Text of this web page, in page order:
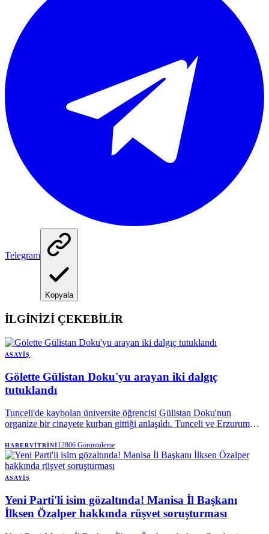
Telegram
Kopyala
İLGİNİZİ ÇEKEBİLİR
ASAYIŞ
Gölette Gülistan Doku'yu arayan iki dalgıç
tutuklandı
Tunceli'de kaybolan üniversite öğrencisi Gülistan Doku'nun
organize bir cinayete kurban gittiği anlaşıldı. Tunceli ve Erzurum
aralarında dönemin valisi Tuncay Sonel ile eşi Handan Sonel'in de
olduğu 25 kişi tutuklandı.
HABERVITRINI12806 Görüntüleme
ASAYIŞ
Yeni Parti'li isim gözaltında! Manisa İl Başkanı
İlksen Özalper hakkında rüşvet soruşturması